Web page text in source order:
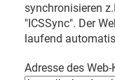
synchronisieren
"ICSSync". Der
laufend
Adresse des